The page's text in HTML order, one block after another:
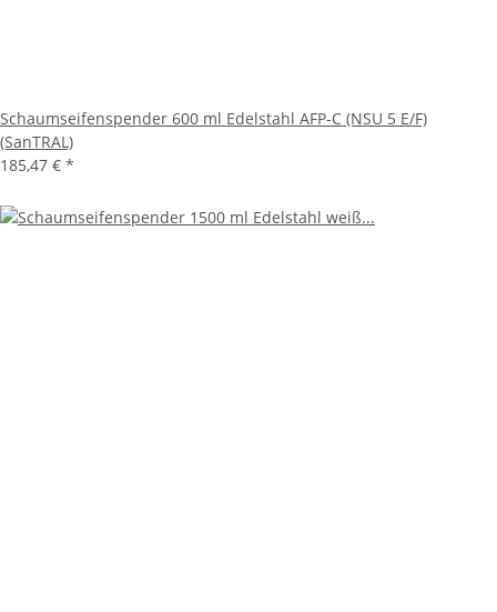
Schaumseifenspender 600 ml Edelstahl AFP-C (NSU 5 E/F)
(SanTRAL)
185,47 € *